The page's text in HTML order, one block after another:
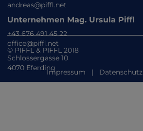
andreas@piffl.net
Unternehmen Mag. Ursula Piffl
+43 676 491 45 22
office@piffl.net
Schlossergasse 10
4070 Eferding
© PIFFL & PIFFL 2018
Impressum | Datenschutz